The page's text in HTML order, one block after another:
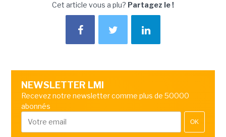
Cet article vous a plu? Partagez le !
NEWSLETTER LMI
Recevez notre newsletter comme plus de 50000
abonnés
OK